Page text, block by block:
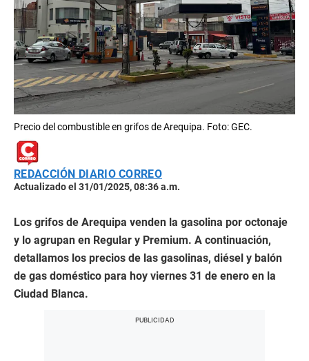
Precio del combustible en grifos de Arequipa. Foto: GEC.
REDACCIÓN DIARIO CORREO
Actualizado el 31/01/2025, 08:36 a.m.
Los grifos de Arequipa venden la gasolina por octonaje
y lo agrupan en Regular y Premium. A continuación,
detallamos los precios de las gasolinas, diésel y balón
de gas doméstico para hoy viernes 31 de enero en la
Ciudad Blanca.